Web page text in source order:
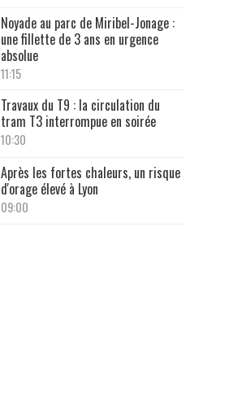
Noyade au parc de Miribel-Jonage :
une fillette de 3 ans en urgence
absolue
11:15
Travaux du T9 : la circulation du
tram T3 interrompue en soirée
10:30
Après les fortes chaleurs, un risque
d'orage élevé à Lyon
09:00